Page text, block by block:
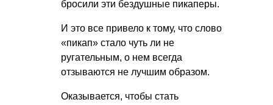
бросили эти бездушные пикаперы.
И это все привело к тому, что слово
«пикап» стало чуть ли не
ругательным, о нем всегда
отзываются не лучшим образом.
Оказывается, чтобы стать